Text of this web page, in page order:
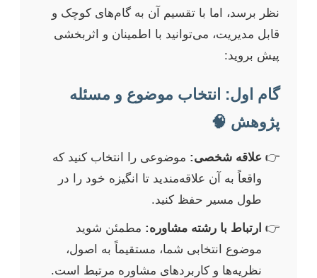
نظر برسد، اما با تقسیم آن به گام‌های کوچک و
قابل مدیریت، می‌توانید با اطمینان و اثربخشی
پیش بروید:
گام اول: انتخاب موضوع و مسئله
پژوهش 🧠
علاقه شخصی: موضوعی را انتخاب کنید که
واقعاً به آن علاقه‌مندید تا انگیزه خود را در
طول مسیر حفظ کنید.
ارتباط با رشته مشاوره: مطمئن شوید
موضوع انتخابی شما، مستقیماً به اصول،
نظریه‌ها و کاربردهای مشاوره مرتبط است.